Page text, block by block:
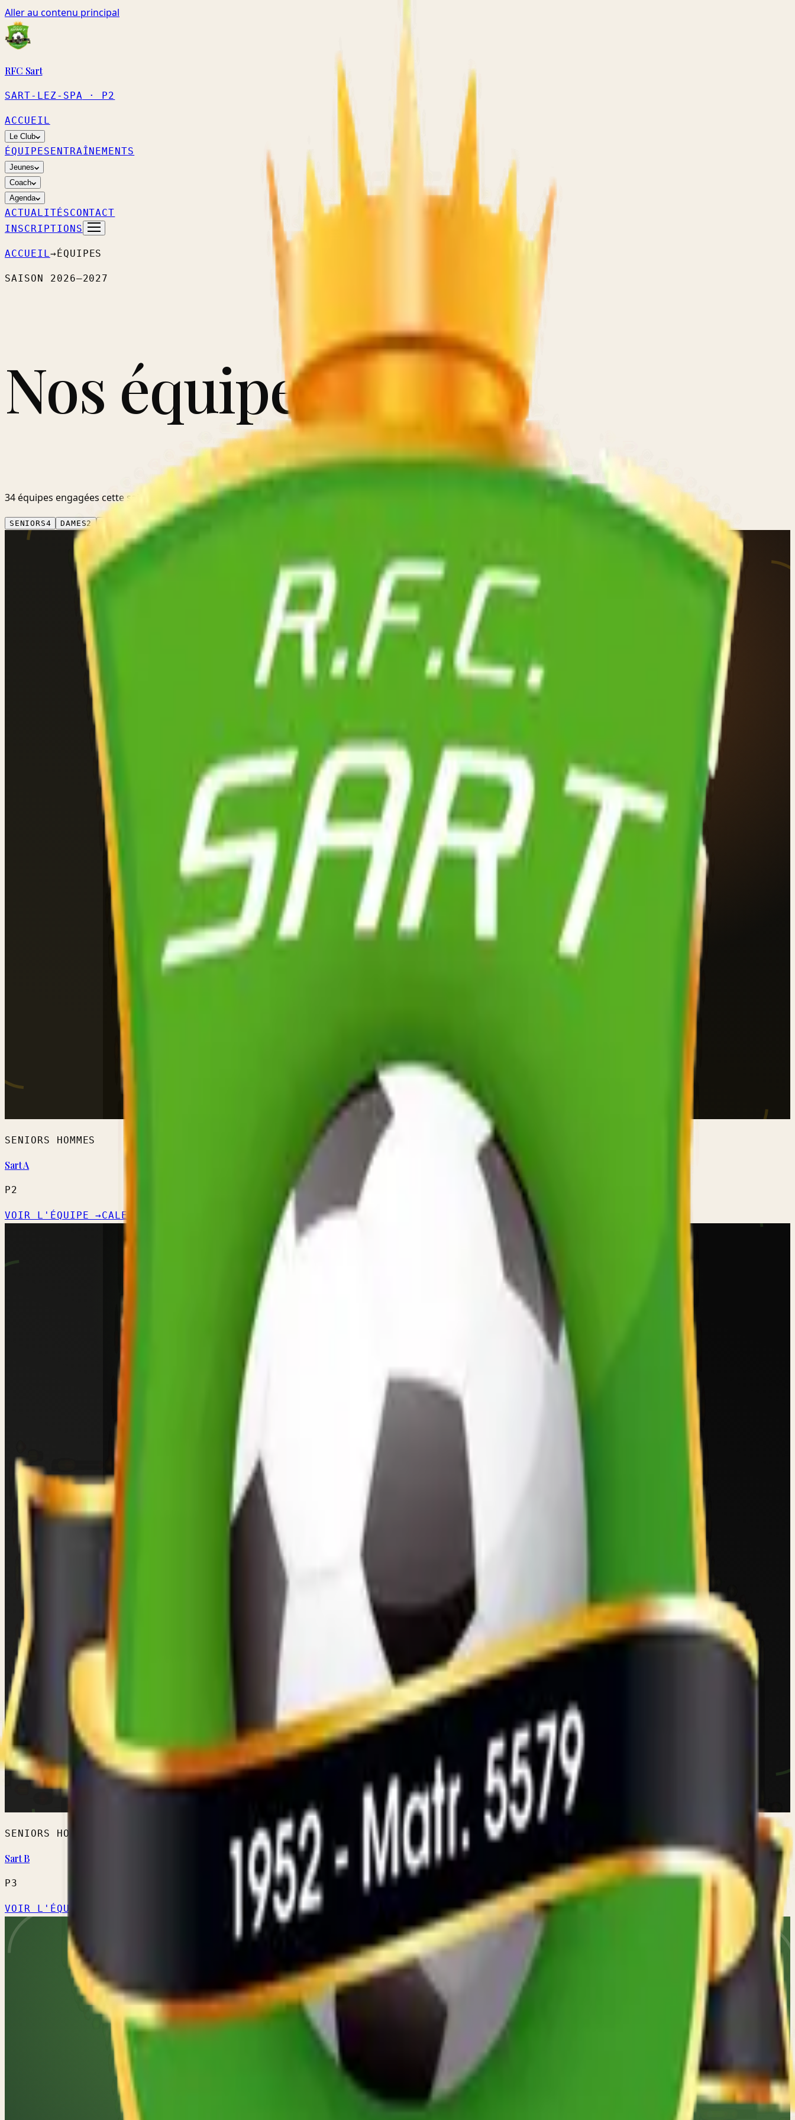
Aller au contenu principal
RFC Sart
SART-LEZ-SPA · P2
ACCUEIL
Le Club
ÉQUIPESENTRAÎNEMENTS
Jeunes
Coach
Agenda
ACTUALITÉSCONTACT
INSCRIPTIONS
ACCUEIL→ÉQUIPES
SAISON 2026–2027
Nos équipes.
34équipes engagées cette saison — des tout-petits , en passant par les Dames, les Réserves et les Vétérans.
SENIORS4 DAMES2 1 JEUNES
SENIORS HOMMES
Sart A
P2
VOIR L'ÉQUIPE →CALENDRIER OFFICIEL ↗
SENIORS HOMMES
Sart B
P3
VOIR L'ÉQUIPE →